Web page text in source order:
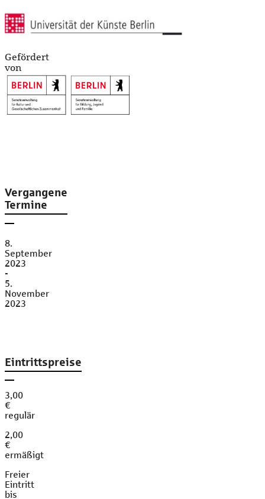
Gefördert
von
Vergangene
Termine
8.
September
2023
-
5.
November
2023
Eintrittspreise
3,00
€
regulär
2,00
€
ermäßigt
Freier
Eintritt
bis